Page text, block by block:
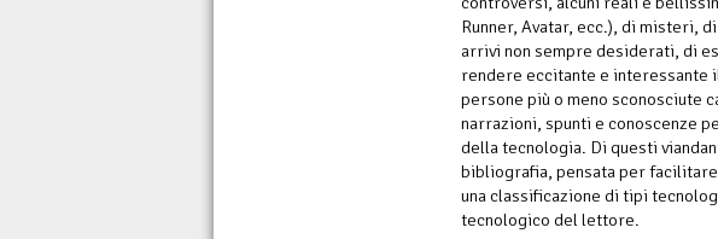
Runner, Avatar, ecc.), di misteri,
arrivi non sempre desiderati, di
rendere eccitante e interessante
persone più o meno sconosciute
narrazioni, spunti e conoscenze
della tecnologia. Di questi
bibliografia, pensata per
una classificazione di tipi
tecnologico del lettore.